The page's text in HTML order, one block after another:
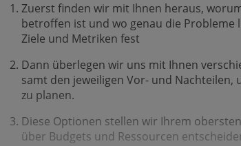
Zuerst finden wir mit Ihnen heraus,
betroffen ist und wo genau die Probleme
Ziele und Metriken fest
Dann überlegen wir uns mit Ihnen
samt den jeweiligen Vor- und Nachteilen,
zu planen.
Diese Optionen stellen wir Ihrem
über Budgets und Ressourcen